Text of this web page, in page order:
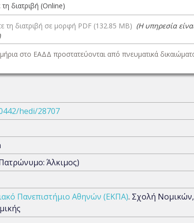
διατριβή (Online)
τη διατριβή σε μορφή PDF (132.85 MB) (Η υπηρεσία
)
στο ΕΑΔΔ προστατεύονται από πνευματικά
hedi/28707
Άλκιμος)
Πανεπιστήμιο Αθηνών (ΕΚΠΑ). Σχολή